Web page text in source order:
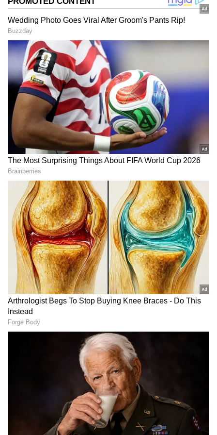
Image Credit :X
మైనర్ బాలికతో పెళ్లి ఏర్పాట్లు
విచారణలో 23 ఏళ్ల యువకుడికి కేవలం 15 ఏళ్ల బాలికతో
వివాహం నిశ్చయమైనట్లు బయటపడింది. పెళ్లి కోసం
కుటుంబ సభ్యులు ఏర్పాట్లు కూడా చేస్తున్నట్లు సమాచారం.
అయితే అధికారికంగా వివాహం ఇంకా జరగలేదు. ప్రీ-వెడ్డింగ్
షూట్ పూర్తయిన తర్వాత పెళ్లి కార్యక్రమం నిర్వహించేందుకు
సన్నాహాలు కొనసాగుతున్న సమయంలో ఈ విషయం
వెలుగులోకి వచ్చింది.